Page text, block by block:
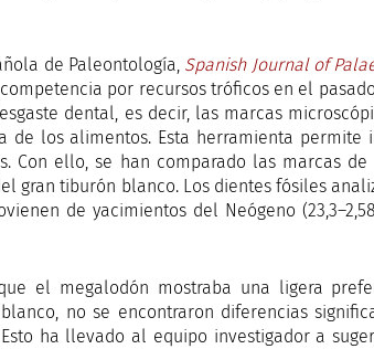
de Paleontología, Spanish Journal of
por recursos tróficos en el
dental, es decir, las marcas
de los alimentos. Esta herramienta permite
Con ello, se han comparado las marcas
gran tiburón blanco. Los dientes fósiles
de yacimientos del Neógeno
el megalodón mostraba una ligera
no se encontraron diferencias
ha llevado al equipo investigador a